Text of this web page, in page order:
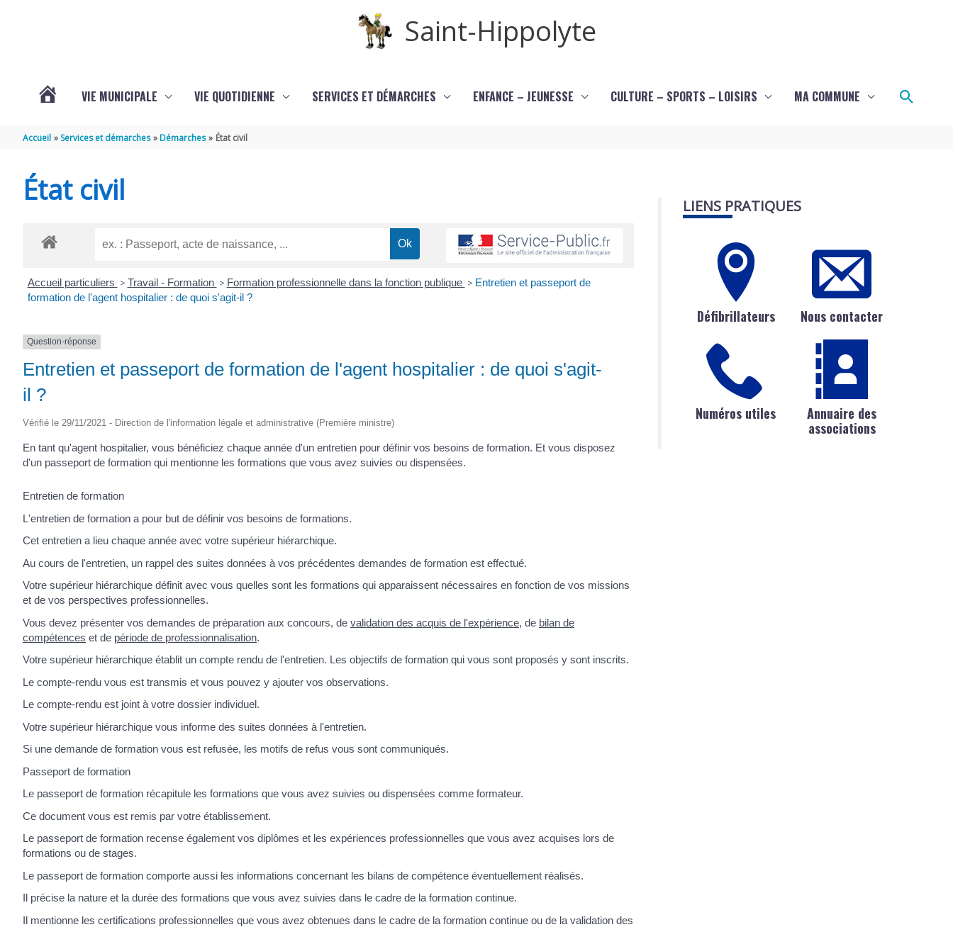
Saint-Hippolyte
SAINT-
HIPPOLYTE
(17430)
VIE MUNICIPALE VIE QUOTIDIENNE SERVICES ET DÉMARCHES ENFANCE – JEUNESSE CULTURE – SPORTS – LOISIRS MA COMMUNE
Accueil Services et démarches Démarches État civil
État civil
Accueil particuliers > Travail - Formation > Formation professionnelle dans la fonction publique > Entretien et passeport de
formation de l'agent hospitalier : de quoi s'agit-il ?
Question-réponse
Entretien et passeport de formation de l'agent hospitalier : de quoi s'agit-
il ?
Vérifié le 29/11/2021 - Direction de l'information légale et administrative (Première ministre)
En tant qu'agent hospitalier, vous bénéficiez chaque année d'un entretien pour définir vos besoins de formation. Et vous disposez
d'un passeport de formation qui mentionne les formations que vous avez suivies ou dispensées.
Entretien de formation
L'entretien de formation a pour but de définir vos besoins de formations.
Cet entretien a lieu chaque année avec votre supérieur hiérarchique.
Au cours de l'entretien, un rappel des suites données à vos précédentes demandes de formation est effectué.
Votre supérieur hiérarchique définit avec vous quelles sont les formations qui apparaissent nécessaires en fonction de vos missions
et de vos perspectives professionnelles.
Vous devez présenter vos demandes de préparation aux concours, de validation des acquis de l'expérience, de bilan de
compétences et de période de professionnalisation.
Votre supérieur hiérarchique établit un compte rendu de l'entretien. Les objectifs de formation qui vous sont proposés y sont inscrits.
Le compte-rendu vous est transmis et vous pouvez y ajouter vos observations.
Le compte-rendu est joint à votre dossier individuel.
Votre supérieur hiérarchique vous informe des suites données à l'entretien.
Si une demande de formation vous est refusée, les motifs de refus vous sont communiqués.
Passeport de formation
Le passeport de formation récapitule les formations que vous avez suivies ou dispensées comme formateur.
Ce document vous est remis par votre établissement.
Le passeport de formation recense également vos diplômes et les expériences professionnelles que vous avez acquises lors de
formations ou de stages.
Le passeport de formation comporte aussi les informations concernant les bilans de compétence éventuellement réalisés.
Il précise la nature et la durée des formations que vous avez suivies dans le cadre de la formation continue.
Il mentionne les certifications professionnelles que vous avez obtenues dans le cadre de la formation continue ou de la validation des
LIENS PRATIQUES
Défibrillateurs Nous contacter
Numéros utiles
Annuaire des
associations